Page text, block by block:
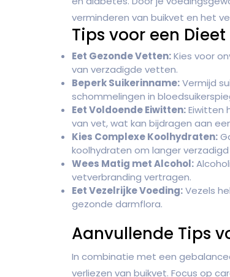
verminderen van buikvet en het
Tips voor een
Eet Gezonde Vetten:Kies voor
van verzadigde vetten.
Beperk Suikerinname:Vermijd
schommelingen in
Eet Voldoende Eiwitten:Eiwitten
van vet, wat kan bijdragen aan
Kies Complexe Koolhydraten:
koolhydraten om langer
Wees Matig met Alcohol:
vetverbranding vertragen.
Eet Vezelrijke Voeding:Vezels
gezonde darmflora.
Aanvullende Tips
In combinatie met een
verliezen van buikvet. Focus op